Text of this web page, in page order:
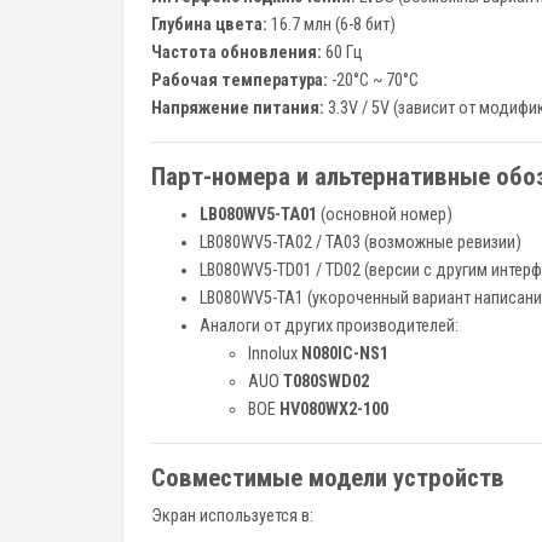
Глубина цвета: 16.7 млн (6-8 бит)
Частота обновления: 60 Гц
Рабочая температура: -20°C ~ 70°C
Напряжение питания: 3.3V / 5V (зависит от
Парт-номера и альтернативные
LB080WV5-TA01 (основной номер)
LB080WV5-TA02 / TA03 (возможные ревизии)
LB080WV5-TD01 / TD02 (версии с другим
LB080WV5-TA1 (укороченный вариант
Аналоги от других производителей:
Innolux N080IC-NS1
AUO T080SWD02
BOE HV080WX2-100
Совместимые модели устройств
Экран используется в: